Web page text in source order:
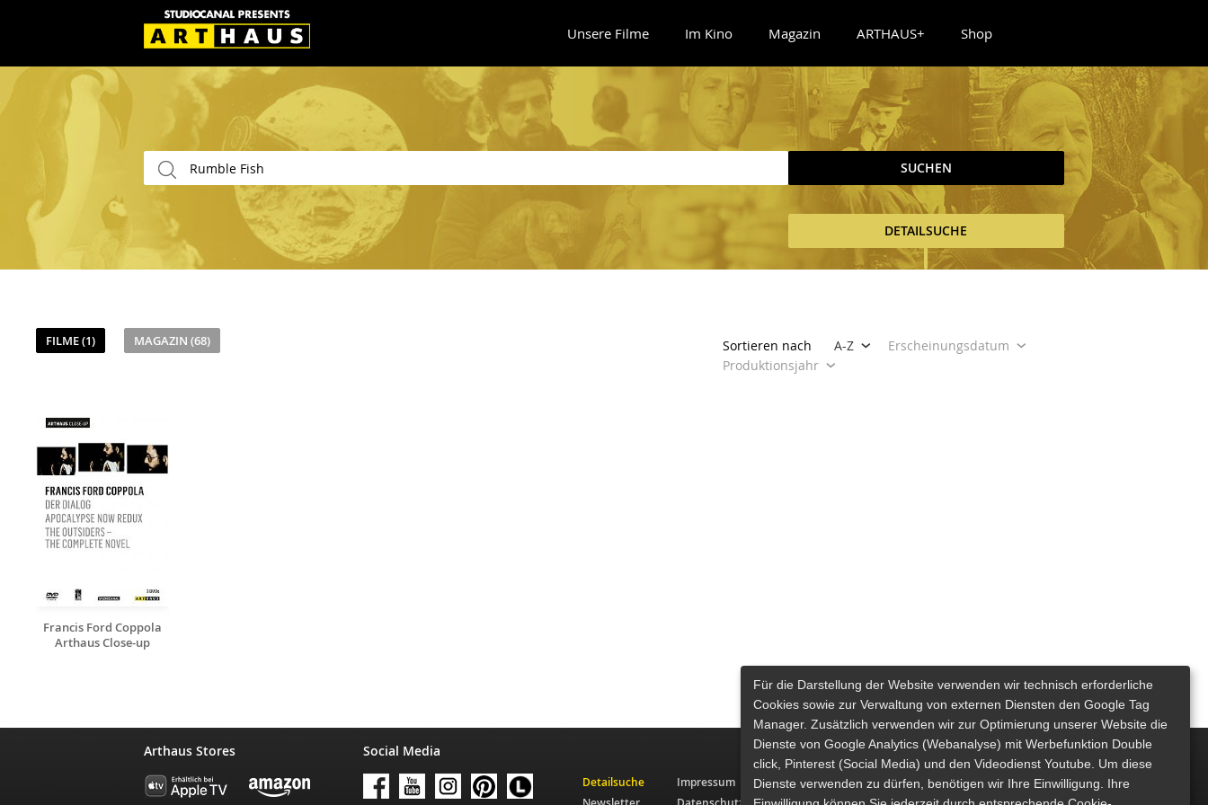
Unsere Filme Im Kino Magazin ARTHAUS+ Shop
SUCHEN
DETAILSUCHE
FILME (1) MAGAZIN (68) Sortieren nach A-Z
Erscheinungsdatum
Produktionsjahr
Francis Ford Coppola
Arthaus Close-up
Arthaus Stores Social Media
Detailsuche
Impressum
Für die Darstellung der Website verwenden wir technisch erforderliche
Cookies sowie zur Verwaltung von externen Diensten den Google Tag
Manager. Zusätzlich verwenden wir zur Optimierung unserer Website die
Dienste von Google Analytics (Webanalyse) mit Werbefunktion Double
click, Pinterest (Social Media) und den Videodienst Youtube. Um diese
Dienste verwenden zu dürfen, benötigen wir Ihre Einwilligung. Ihre